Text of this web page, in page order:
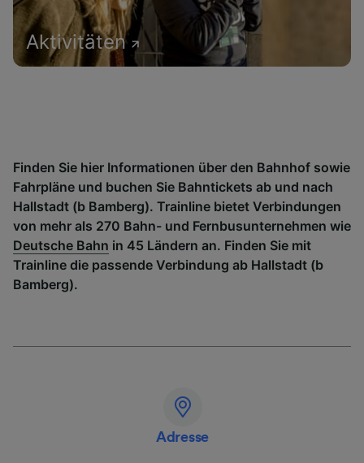
Aktivitäten
Finden Sie hier Informationen über den Bahnhof sowie
Fahrpläne und buchen Sie Bahntickets ab und nach
Hallstadt (b Bamberg). Trainline bietet Verbindungen
von mehr als 270 Bahn- und Fernbusunternehmen wie
Deutsche Bahn in 45 Ländern an. Finden Sie mit
Trainline die passende Verbindung ab Hallstadt (b
Bamberg).
Adresse